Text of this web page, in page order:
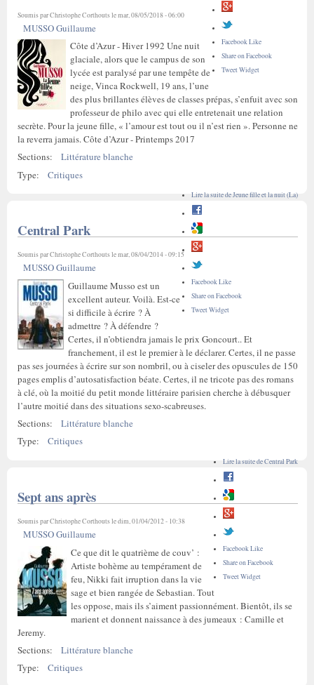
Facebook Like
Share on Facebook
Tweet Widget
Soumis parChristophe Corthoutsle mar, 08/05/2018 - 06:00
MUSSO Guillaume
Côte d’Azur - Hiver 1992 Une nuit
glaciale, alors que le campus de son
lycée est paralysé par une tempête de
neige, Vinca Rockwell, 19 ans, l’une
des plus brillantes élèves de classes prépas, s’enfuit avec son
professeur de philo avec qui elle entretenait une relation
secrète. Pour la jeune fille, « l’amour est tout ou il n’est rien ». Personne ne
la reverra jamais. Côte d’Azur - Printemps 2017
Sections:
Littérature blanche
Type:
Critiques
Lire la suitede Jeune fille et la nuit (La)
Facebook Like
Share on Facebook
Tweet Widget
Central Park
Soumis parChristophe Corthoutsle mar, 08/04/2014 - 09:15
MUSSO Guillaume
Guillaume Musso est un
excellent auteur. Voilà. Est-ce
si difficile à écrire ? À
admettre ? À défendre ?
Certes, il n’obtiendra jamais le prix Goncourt.. Et
franchement, il est le premier à le déclarer. Certes, il ne passe
pas ses journées à écrire sur son nombril, ou à ciseler des opuscules de 150
pages emplis d’autosatisfaction béate. Certes, il ne tricote pas des romans
à clé, où la moitié du petit monde littéraire parisien cherche à débusquer
l’autre moitié dans des situations sexo-scabreuses.
Sections:
Littérature blanche
Type:
Critiques
Lire la suitede Central Park
Facebook Like
Share on Facebook
Tweet Widget
Sept ans après
Soumis parChristophe Corthoutsle dim, 01/04/2012 - 10:38
MUSSO Guillaume
Ce que dit le quatrième de couv’ :
Artiste bohème au tempérament de
feu, Nikki fait irruption dans la vie
sage et bien rangée de Sebastian. Tout
les oppose, mais ils s’aiment passionnément. Bientôt, ils se
marient et donnent naissance à des jumeaux : Camille et
Jeremy.
Sections:
Littérature blanche
Type:
Critiques